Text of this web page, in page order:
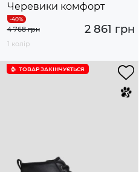
Черевики комфорт
2 861 грн
4 768 грн
1 колір
ТОВАР ЗАКІНЧУЄTЬСЯ